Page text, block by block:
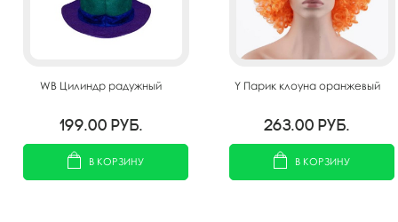
WB Цилиндр радужный
199.00 руб.
В КОРЗИНУ
Y Парик клоуна оранжевый
263.00 руб.
В КОРЗИНУ